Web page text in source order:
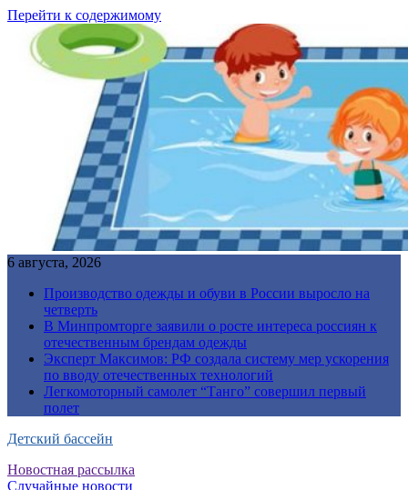
Перейти к содержимому
6 августа, 2026
Производство одежды и обуви в России выросло на
четверть
В Минпромторге заявили о росте интереса россиян к
отечественным брендам одежды
Эксперт Максимов: РФ создала систему мер ускорения
по вводу отечественных технологий
Легкомоторный самолет “Танго” совершил первый
полет
Детский бассейн
Новостная рассылка
Случайные новости